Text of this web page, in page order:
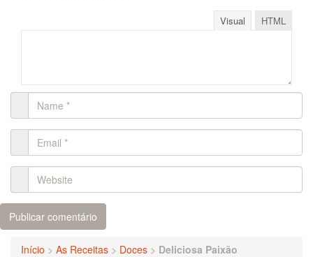
Visual HTML
Início > As Receitas > Doces > Deliciosa Paixão